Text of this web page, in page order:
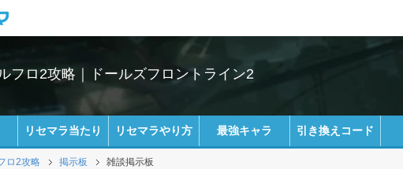
フロ2攻略｜ドールズフロントライン2
リセマラ当たり リセマラやり方 最強キャラ 引き換えコード
ロ2攻略 掲示板 雑談掲示板